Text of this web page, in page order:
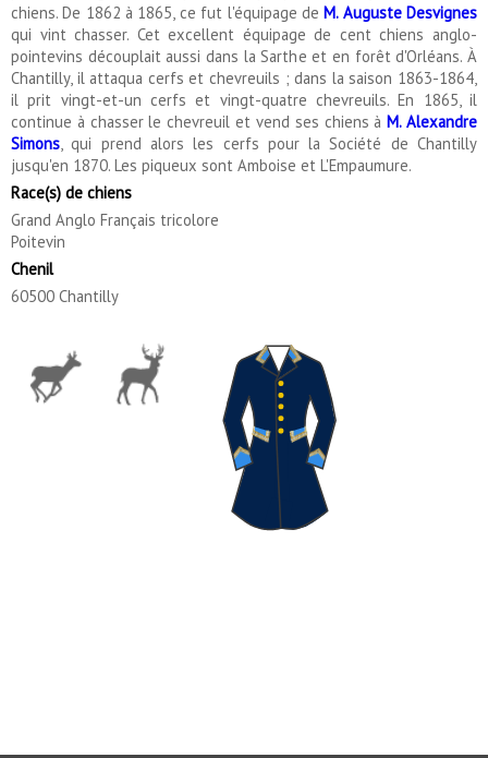
chiens. De 1862 à 1865, ce fut l'équipage deM. Auguste Desvignes
qui vint chasser. Cet excellent équipage de cent chiens anglo-
pointevins découplait aussi dans la Sarthe et en forêt d'Orléans. À
Chantilly, il attaqua cerfs et chevreuils ; dans la saison 1863-1864,
il prit vingt-et-un cerfs et vingt-quatre chevreuils. En 1865, il
continue à chasser le chevreuil et vend ses chiens àM. Alexandre
Simons, qui prend alors les cerfs pour la Société de Chantilly
jusqu'en 1870. Les piqueux sont Amboise et L'Empaumure.
Race(s) de chiens
Grand Anglo Français tricolore
Poitevin
Chenil
60500 Chantilly